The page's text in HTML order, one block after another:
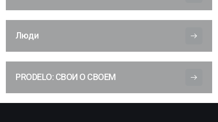
Люди
PRODELO: СВОИ О СВОЕМ